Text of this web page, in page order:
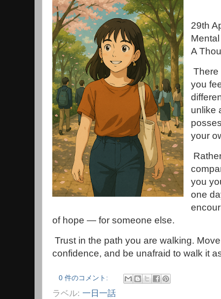
29th
A
There
you
unlike
your
you
one
of hope — for someone else.
Trust in the path you are walking.
confidence, and be unafraid to walk it
0 件のコメント:
ラベル: 一日一話